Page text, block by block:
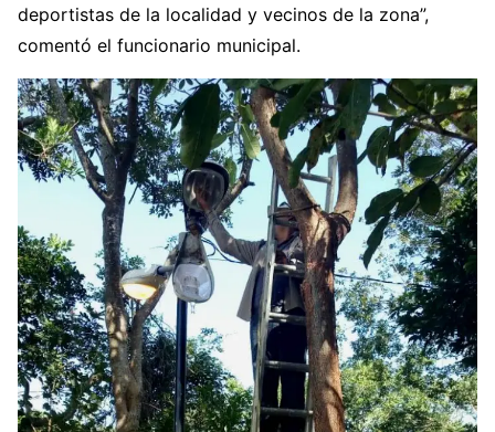
deportistas de la localidad y vecinos de la zona”,
comentó el funcionario municipal.